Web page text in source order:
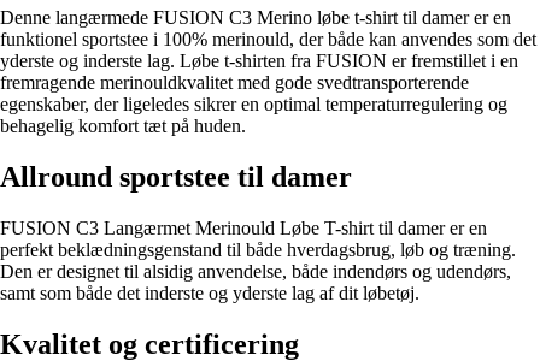
Denne langærmede FUSION C3 Merino løbe t-shirt til damer er en
funktionel sportstee i 100% merinould, der både kan anvendes som det
yderste og inderste lag. Løbe t-shirten fra FUSION er fremstillet i en
fremragende merinouldkvalitet med gode svedtransporterende
egenskaber, der ligeledes sikrer en optimal temperaturregulering og
behagelig komfort tæt på huden.
Allround sportstee til damer
FUSION C3 Langærmet Merinould Løbe T-shirt til damer er en
perfekt beklædningsgenstand til både hverdagsbrug, løb og træning.
Den er designet til alsidig anvendelse, både indendørs og udendørs,
samt som både det inderste og yderste lag af dit løbetøj.
Kvalitet og certificering